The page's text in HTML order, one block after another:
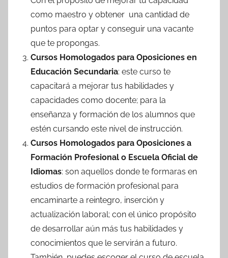
como maestro y obtener una cantidad de
puntos para optar y conseguir una vacante
que te propongas.
Cursos Homologados para Oposiciones en
Educación Secundaria: este curso te
capacitará a mejorar tus habilidades y
capacidades como docente; para la
enseñanza y formación de los alumnos que
estén cursando este nivel de instrucción.
Cursos Homologados para Oposiciones a
Formación Profesional o Escuela Oficial de
Idiomas: son aquellos donde te formaras en
estudios de formación profesional para
encaminarte a reintegro, inserción y
actualización laboral; con el único propósito
de desarrollar aún más tus habilidades y
conocimientos que le servirán a futuro.